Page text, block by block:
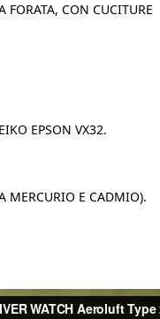
FORATA, CON CUCITURE
EPSON VX32.
MERCURIO E CADMIO).